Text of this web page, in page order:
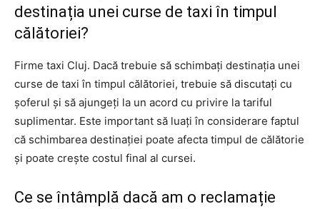
destinația unei curse de taxi în timpul
călătoriei?
Firme taxi Cluj. Dacă trebuie să schimbați destinația unei
curse de taxi în timpul călătoriei, trebuie să discutați cu
șoferul și să ajungeți la un acord cu privire la tariful
suplimentar. Este important să luați în considerare faptul
că schimbarea destinației poate afecta timpul de călătorie
și poate crește costul final al cursei.
Ce se întâmplă dacă am o reclamație